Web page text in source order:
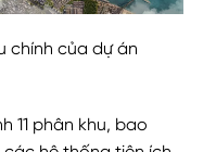
chính của dự án
11 phân khu, bao